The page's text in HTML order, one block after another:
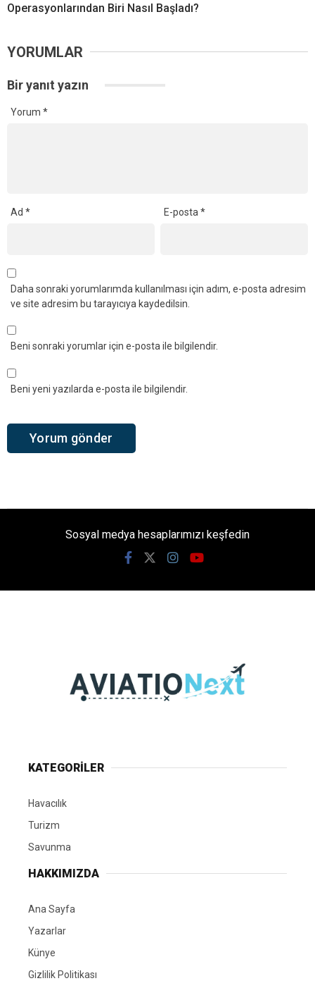
Operasyonlarından Biri Nasıl Başladı?
YORUMLAR
Bir yanıt yazın
Yorum *
Ad * E-posta*
Daha sonraki yorumlarımda kullanılması için adım, e-posta adresim
ve site adresim bu tarayıcıya kaydedilsin.
Beni sonraki yorumlar için e-posta ile bilgilendir.
Beni yeni yazılarda e-posta ile bilgilendir.
Sosyal medya hesaplarımızı keşfedin
KATEGORİLER
Havacılık
Turizm
Savunma
HAKKIMIZDA
Ana Sayfa
Yazarlar
Künye
Gizlilik Politikası